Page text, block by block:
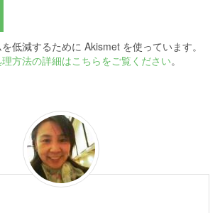
低減するために Akismet を使っています。
方法の詳細はこちらをご覧ください。